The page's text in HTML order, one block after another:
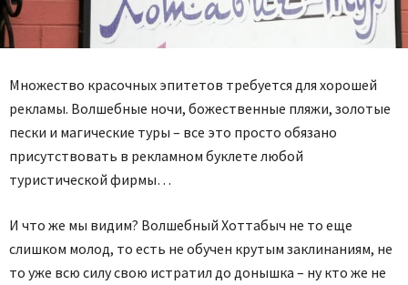
Множество красочных эпитетов требуется для хорошей
рекламы. Волшебные ночи, божественные пляжи, золотые
пески и магические туры – все это просто обязано
присутствовать в рекламном буклете любой
туристической фирмы…
И что же мы видим? Волшебный Хоттабыч не то еще
слишком молод, то есть не обучен крутым заклинаниям, не
то уже всю силу свою истратил до донышка – ну кто же не